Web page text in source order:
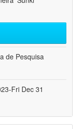
de Pesquisa
Fri Dec 31